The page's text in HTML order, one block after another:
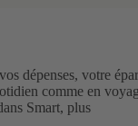
dépenses, votre
comme en
Smart, plus